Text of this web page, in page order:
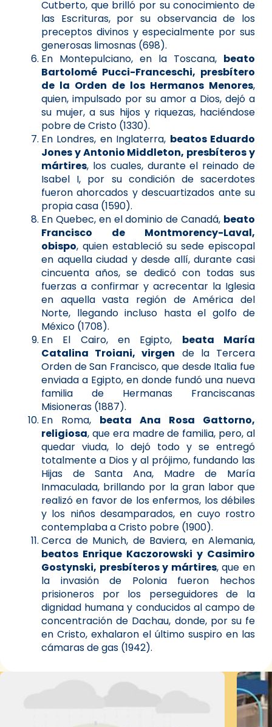
Cutberto, que brilló por su conocimiento de
las Escrituras, por su observancia de los
preceptos divinos y especialmente por sus
generosas limosnas (698).
En Montepulciano, en la Toscana, beato
Bartolomé Pucci-Franceschi, presbítero
de la Orden de los Hermanos Menores,
quien, impulsado por su amor a Dios, dejó a
su mujer, a sus hijos y riquezas, haciéndose
pobre de Cristo (1330).
En Londres, en Inglaterra, beatos Eduardo
Jones y Antonio Middleton, presbíteros y
mártires, los cuales, durante el reinado de
Isabel I, por su condición de sacerdotes
fueron ahorcados y descuartizados ante su
propia casa (1590).
En Quebec, en el dominio de Canadá, beato
Francisco de Montmorency-Laval,
obispo, quien estableció su sede episcopal
en aquella ciudad y desde allí, durante casi
cincuenta años, se dedicó con todas sus
fuerzas a confirmar y acrecentar la Iglesia
en aquella vasta región de América del
Norte, llegando incluso hasta el golfo de
México (1708).
En El Cairo, en Egipto, beata María
Catalina Troiani, virgen de la Tercera
Orden de San Francisco, que desde Italia fue
enviada a Egipto, en donde fundó una nueva
familia de Hermanas Franciscanas
Misioneras (1887).
En Roma, beata Ana Rosa Gattorno,
religiosa, que era madre de familia, pero, al
quedar viuda, lo dejó todo y se entregó
totalmente a Dios y al prójimo, fundando las
Hijas de Santa Ana, Madre de María
Inmaculada, brillando por la gran labor que
realizó en favor de los enfermos, los débiles
y los niños desamparados, en cuyo rostro
contemplaba a Cristo pobre (1900).
Cerca de Munich, de Baviera, en Alemania,
beatos Enrique Kaczorowski y Casimiro
Gostynski, presbíteros y mártires, que en
la invasión de Polonia fueron hechos
prisioneros por los perseguidores de la
dignidad humana y conducidos al campo de
concentración de Dachau, donde, por su fe
en Cristo, exhalaron el último suspiro en las
cámaras de gas (1942).